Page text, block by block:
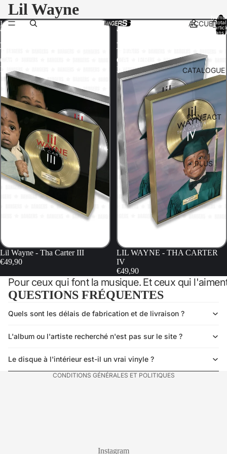
ACCUEIL
CATALOGUE
CONTACT
PLUS
total
dans
Lil Wayne
Lil
Wayne
-
Tha
Carter
III
Lil Wayne - Tha Carter III
€49,90
LIL
WAYNE
-
THA
CARTER
IV
LIL WAYNE - THA CARTER
IV
€49,90
Pour ceux qui font la musique. Et ceux qui
QUESTIONS FRÉQUENTES
Quels sont les délais de fabrication et de livraison ?
L'album ou l'artiste recherché n'est pas sur le site ?
Le disque à l'intérieur est-il un vrai vinyle ?
CONDITIONS GÉNÉRALES ET POLITIQUES
Politique de confidentialité
Conditions générales de vente
Instagram